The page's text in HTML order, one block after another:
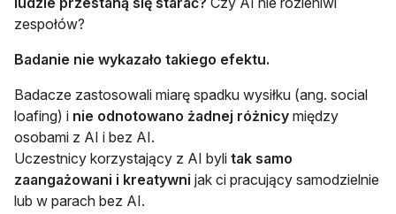
zespołów?
Badanie nie wykazało takiego efektu.
Badacze zastosowali miarę spadku wysiłku (ang. social
loafing) i nie odnotowano żadnej różnicy między
osobami z AI i bez AI.
Uczestnicy korzystający z AI byli tak samo
zaangażowani i kreatywni jak ci pracujący samodzielnie
lub w parach bez AI.